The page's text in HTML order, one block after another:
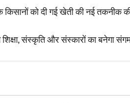
को दी गई खेती की नई तकनीक
संस्कृति और संस्कारों का बनेगा